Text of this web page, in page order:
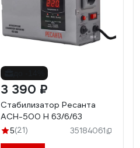
3 390 ₽
Стабилизатор Ресанта
АСН-500 Н 63/6/63
5(21) 35184061